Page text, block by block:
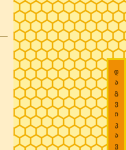
დ
ა
გ
ვ
ი
კ
ა
ვ